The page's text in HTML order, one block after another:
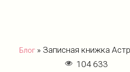
Блог » Записная книжка
104 633